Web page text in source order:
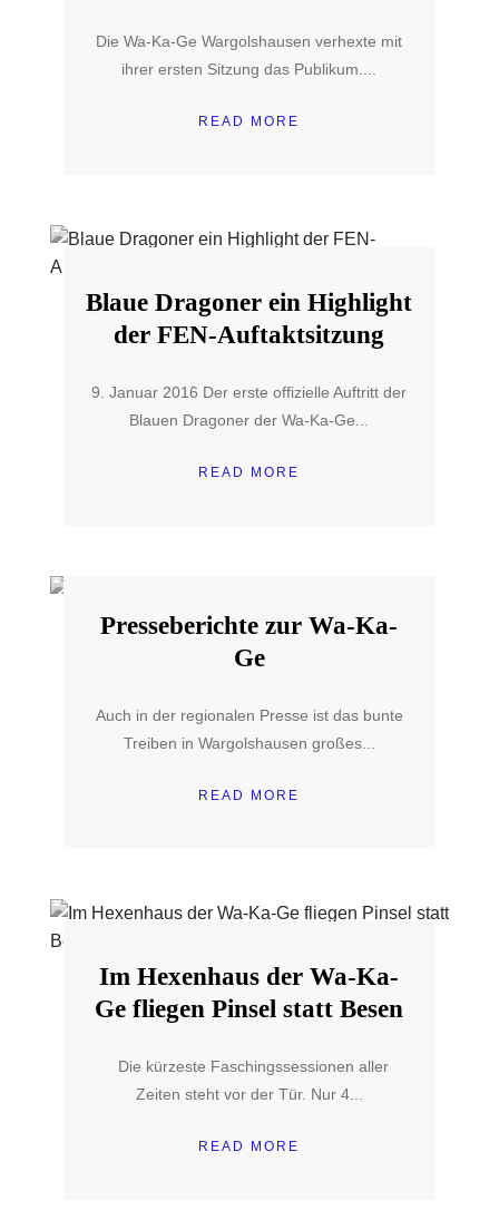
Die Wa-Ka-Ge Wargolshausen verhexte mit
ihrer ersten Sitzung das Publikum....
READ MORE
Blaue Dragoner ein Highlight
der FEN-Auftaktsitzung
9. Januar 2016 Der erste offizielle Auftritt der
Blauen Dragoner der Wa-Ka-Ge...
READ MORE
Presseberichte zur Wa-Ka-
Ge
Auch in der regionalen Presse ist das bunte
Treiben in Wargolshausen großes...
READ MORE
Im Hexenhaus der Wa-Ka-
Ge fliegen Pinsel statt Besen
Die kürzeste Faschingssessionen aller
Zeiten steht vor der Tür. Nur 4...
READ MORE